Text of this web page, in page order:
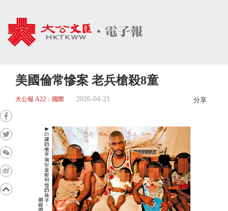
美國倫常慘案 老兵槍殺8童
大公報 A22：國際 2026-04-21 分享